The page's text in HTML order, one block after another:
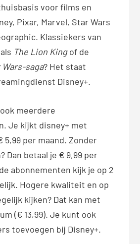
voor films en
Pixar, Marvel, Star Wars
Klassiekers van
The Lion Kingof de
saga? Het staat
Disney+.
meerdere
Je kijkt disney+ met
5,99 per maand. Zonder
Dan betaal je € 9,99 per
abonnementen kijk je op 2
Hogere kwaliteit en op
kijken? Dat kan met
(€ 13,99). Je kunt ook
toevoegen bij Disney+.